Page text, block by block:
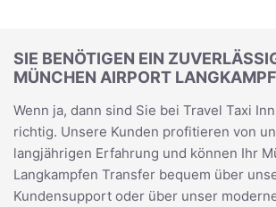
SIE BENÖTIGEN EIN
MÜNCHEN AIRPORT
Wenn ja, dann sind Sie bei Travel Taxi
richtig. Unsere Kunden profitieren von
langjährigen Erfahrung und können Ihr
Langkampfen Transfer bequem über
Kundensupport oder über unser